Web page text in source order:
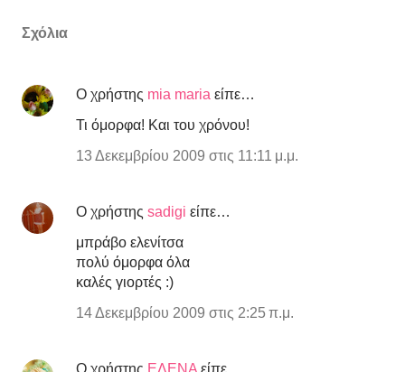
Σχόλια
Ο χρήστης mia maria είπε…
Τι όμορφα! Και του χρόνου!
13 Δεκεμβρίου 2009 στις 11:11 μ.μ.
Ο χρήστης sadigi είπε…
μπράβο ελενίτσα
πολύ όμορφα όλα
καλές γιορτές :)
14 Δεκεμβρίου 2009 στις 2:25 π.μ.
Ο χρήστης ΕΛΕΝΑ είπε…